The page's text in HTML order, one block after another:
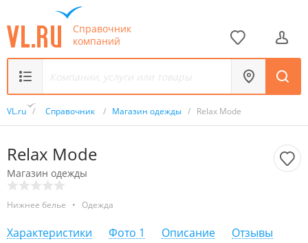
Справочник
компаний
VL.ru / Справочник / Магазин одежды / Relax Mode
Relax Mode
Магазин одежды
Нижнее белье • Одежда
Характеристики Фото 1 Описание Отзывы